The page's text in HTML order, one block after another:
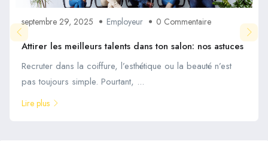
septembre 29, 2025 Employeur 0 Commentaire
Attirer les meilleurs talents dans ton salon: nos astuces
Recruter dans la coiffure, l’esthétique ou la beauté n’est
pas toujours simple. Pourtant, ...
Lire plus